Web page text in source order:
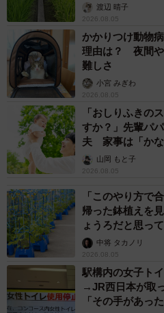
渡辺 晴子
2026.08.05
かかりつけ動物
理由は？ 夜間や
難しさ
小宮 みぎわ
2026.08.05
「おしりふきの
すか？」先輩パ
夫 家事は「かな
山岡 もと子
2026.08.05
「このやり方で
帰った鉢植えを
ょうろだと思っ
な水やりとは
中将 タカノリ
2026.08.05
駅構内の女子ト
→JR西日本が取
「その手があった